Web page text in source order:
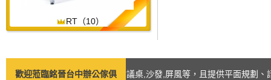
RT（10）
歡迎蒞臨銘晉台中辦公傢俱
品如：台中辦公椅,辦公桌,會議桌,沙發,屏風等，且提供平面規劃、諮